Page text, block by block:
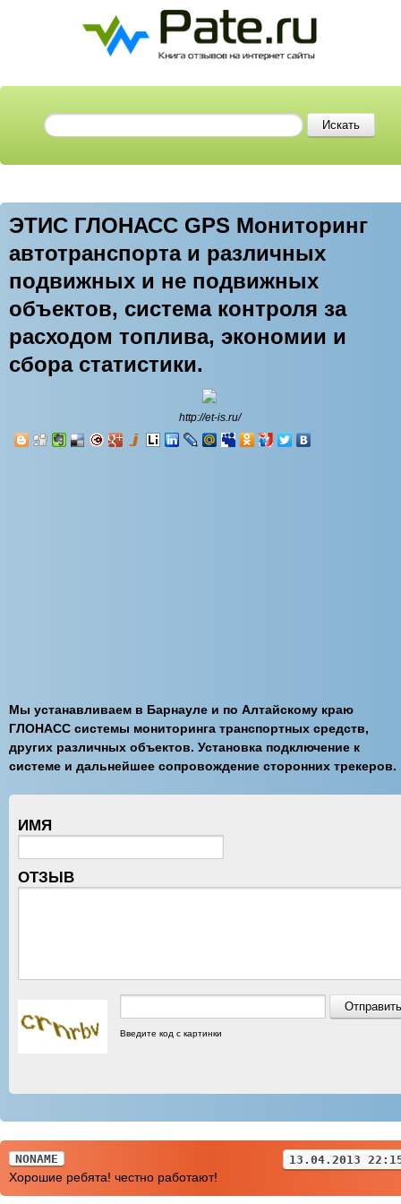
ЭТИС ГЛОНАСС GPS Мониторинг
автотранспорта и различных
подвижных и не подвижных
объектов, система контроля за
расходом топлива, экономии и
сбора статистики.
http://et-is.ru/
Мы устанавливаем в Барнауле и по Алтайскому краю
ГЛОНАСС системы мониторинга транспортных средств,
других различных объектов. Установка подключение к
системе и дальнейшее сопровождение сторонних трекеров.
ИМЯ
ОТЗЫВ
Введите код с картинки
NONAME 13.04.2013
Хорошие ребята! честно работают!